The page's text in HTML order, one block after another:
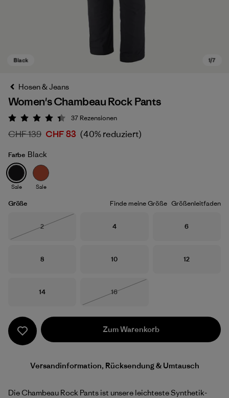
Black
Hosen & Jeans
Women's Chambeau Rock Pants
Bewertung: 4.4 / 5
37 Rezensionen
CHF 139 CHF 83 (40% reduziert)
Farbe Black
Sale Sale
Größe Finde meine Größe Größenleitfaden
Größe
2
Größe
4 Größe
6
Größe
8 Größe
10 Größe
12
Größe
14 Größe
16
Zum Warenkorb
Versandinformation, Rücksendung & Umtausch
Die Chambeau Rock Pants ist unsere leichteste Synthetik-